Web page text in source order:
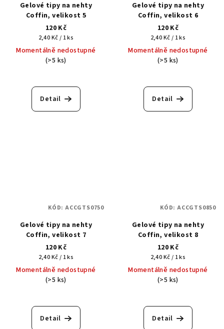
Gelové tipy na nehty
Coffin, velikost 5
120 Kč
Měrná
cena:
2,40 Kč / 1 ks
Momentálně nedostupné
(>5 ks)
Detail
Gelové tipy na nehty
Coffin, velikost 6
120 Kč
Měrná
cena:
2,40 Kč / 1 ks
Momentálně nedostupné
(>5 ks)
Detail
Gelové tipy na nehty
Coffin, velikost 7
120 Kč
Měrná
cena:
2,40 Kč / 1 ks
Momentálně nedostupné
(>5 ks)
Detail
KÓD: ACCGTS0750
Gelové tipy na nehty
Coffin, velikost 8
120 Kč
Měrná
cena:
2,40 Kč / 1 ks
Momentálně nedostupné
(>5 ks)
Detail
KÓD: ACCGTS0850